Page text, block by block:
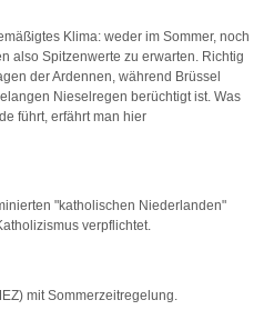
Klima: weder im Sommer, noch
also Spitzenwerte zu erwarten. Richtig
der Ardennen, während Brüssel
Nieselregen berüchtigt ist. Was
führt, erfährt man hier
"katholischen Niederlanden"
verpflichtet.
mit Sommerzeitregelung.